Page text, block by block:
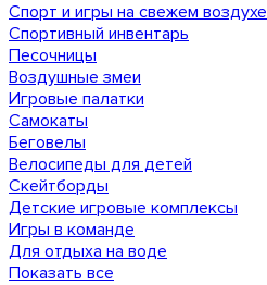
Спорт и игры на свежем воздухе
Спортивный инвентарь
Песочницы
Воздушные змеи
Игровые палатки
Самокаты
Беговелы
Велосипеды для детей
Скейтборды
Детские игровые комплексы
Игры в команде
Для отдыха на воде
Показать все